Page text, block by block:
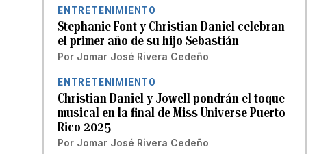
ENTRETENIMIENTO
Stephanie Font y Christian Daniel celebran
el primer año de su hijo Sebastián
Por Jomar José Rivera Cedeño
ENTRETENIMIENTO
Christian Daniel y Jowell pondrán el toque
musical en la final de Miss Universe Puerto
Rico 2025
Por Jomar José Rivera Cedeño